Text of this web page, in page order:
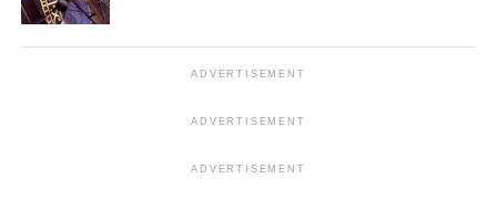
ADVERTISEMENT
ADVERTISEMENT
ADVERTISEMENT